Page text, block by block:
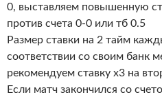
0, выставляем повышенную
против счета 0-0 или тб 0.5
Размер ставки на 2 тайм
соответствии со своим
рекомендуем ставку х3 на
Если матч закончился со